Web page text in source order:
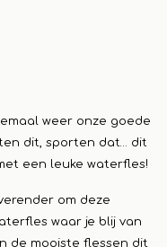
weer onze goede
dit, sporten dat… dit
een leuke waterfles!
om deze
waar je blij van
de mooiste flessen dit